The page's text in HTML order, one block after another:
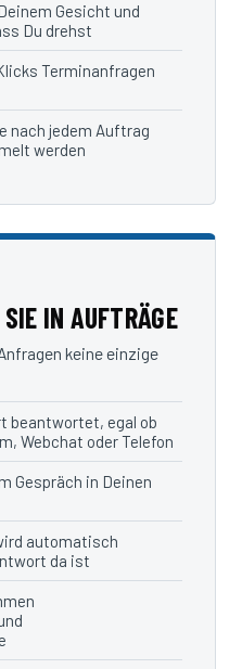
Gesicht und
Du drehst
Terminanfragen
nach jedem Auftrag
werden
IN AUFTRÄGE
keine einzige
beantwortet, egal ob
Webchat oder Telefon
Gespräch in Deinen
automatisch
da ist